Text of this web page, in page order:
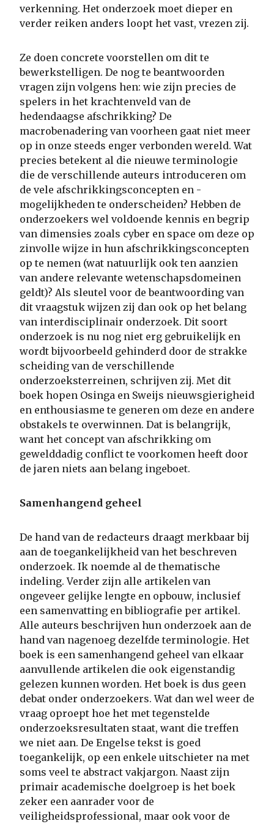
verkenning. Het onderzoek moet dieper en
verder reiken anders loopt het vast, vrezen zij.
Ze doen concrete voorstellen om dit te
bewerkstelligen. De nog te beantwoorden
vragen zijn volgens hen: wie zijn precies de
spelers in het krachtenveld van de
hedendaagse afschrikking? De
macrobenadering van voorheen gaat niet meer
op in onze steeds enger verbonden wereld. Wat
precies betekent al die nieuwe terminologie
die de verschillende auteurs introduceren om
de vele afschrikkingsconcepten en -
mogelijkheden te onderscheiden? Hebben de
onderzoekers wel voldoende kennis en begrip
van dimensies zoals cyber en space om deze op
zinvolle wijze in hun afschrikkingsconcepten
op te nemen (wat natuurlijk ook ten aanzien
van andere relevante wetenschapsdomeinen
geldt)? Als sleutel voor de beantwoording van
dit vraagstuk wijzen zij dan ook op het belang
van interdisciplinair onderzoek. Dit soort
onderzoek is nu nog niet erg gebruikelijk en
wordt bijvoorbeeld gehinderd door de strakke
scheiding van de verschillende
onderzoeksterreinen, schrijven zij. Met dit
boek hopen Osinga en Sweijs nieuwsgierigheid
en enthousiasme te generen om deze en andere
obstakels te overwinnen. Dat is belangrijk,
want het concept van afschrikking om
gewelddadig conflict te voorkomen heeft door
de jaren niets aan belang ingeboet.
Samenhangend geheel
De hand van de redacteurs draagt merkbaar bij
aan de toegankelijkheid van het beschreven
onderzoek. Ik noemde al de thematische
indeling. Verder zijn alle artikelen van
ongeveer gelijke lengte en opbouw, inclusief
een samenvatting en bibliografie per artikel.
Alle auteurs beschrijven hun onderzoek aan de
hand van nagenoeg dezelfde terminologie. Het
boek is een samenhangend geheel van elkaar
aanvullende artikelen die ook eigenstandig
gelezen kunnen worden. Het boek is dus geen
debat onder onderzoekers. Wat dan wel weer de
vraag oproept hoe het met tegenstelde
onderzoeksresultaten staat, want die treffen
we niet aan. De Engelse tekst is goed
toegankelijk, op een enkele uitschieter na met
soms veel te abstract vakjargon. Naast zijn
primair academische doelgroep is het boek
zeker een aanrader voor de
veiligheidsprofessional, maar ook voor de